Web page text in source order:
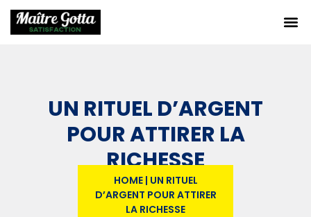
UN RITUEL D’ARGENT
POUR ATTIRER LA
RICHESSE
HOME| UN RITUEL
D’ARGENT POUR ATTIRER
LA RICHESSE